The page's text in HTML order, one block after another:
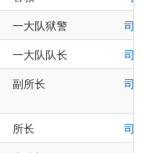
一大队狱警
司
一大队队长
司
副所长 司
所长
司